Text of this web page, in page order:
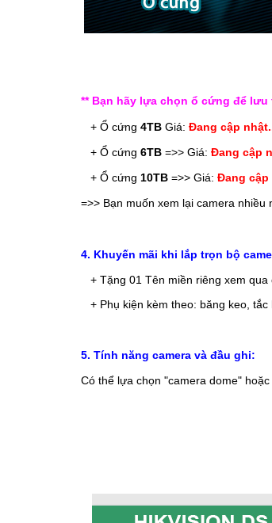
** Bạn hãy lựa chọn ổ cứng để lưu
   + Ổ cứng
4TB Giá: Đang cập
   + Ổ cứng
6TB =>> Giá: Đang cập
   + Ổ cứng
10TB =>> Giá: Đang cập
=>> Bạn muốn xem lại camera
4. Khuyến mãi khi lắp trọn bộ
+ Tặng 01 Tên miền riêng xem qua
+ Phụ kiện kèm theo: băng keo, tắc
5. Tính năng camera và đầu ghi:
Có thể lựa chọn "camera dome"